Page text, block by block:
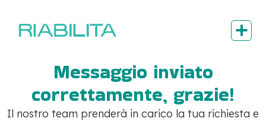
Messaggio inviato
correttamente, grazie!
Il nostro team prenderà in carico la tua richiesta e